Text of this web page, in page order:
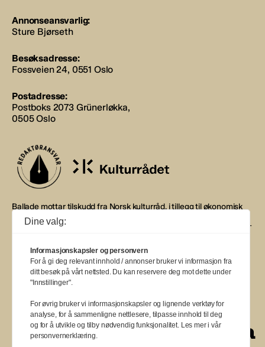
Annonseansvarlig:
Sture Bjørseth
Besøksadresse:
Fossveien 24, 0551 Oslo
Postadresse:
Postboks 2073 Grünerløkka,
0505 Oslo
Ballade mottar tilskudd fra Norsk kulturråd, i tillegg til økonomisk
støtte fra eierne NOPA, Norsk komponistforening og
Musikkforleggerne. Ballade drives etter Redaktør- og Vær Varsom-
BALLADE — NORGES MUSIKKMAGASIN
aaa
aa
aa
Dine valg:
Informasjonskapsler og personvern
For å gi deg relevant innhold / annonser bruker vi informasjon fra
ditt besøk på vårt nettsted. Du kan reservere deg mot dette under
"Innstillinger".
For øvrig bruker vi informasjonskapsler og lignende verktøy for
analyse, for å sammenligne nettlesere, tilpasse innhold til deg
og for å utvikle og tilby nødvendig funksjonalitet. Les mer i vår
personvernerklæring.